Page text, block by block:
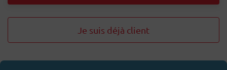
Je suis déjà client